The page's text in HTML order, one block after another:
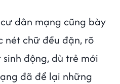
dân mạng cũng bày
nét chữ đều đặn, rõ
động, dù trẻ mới
đã để lại những